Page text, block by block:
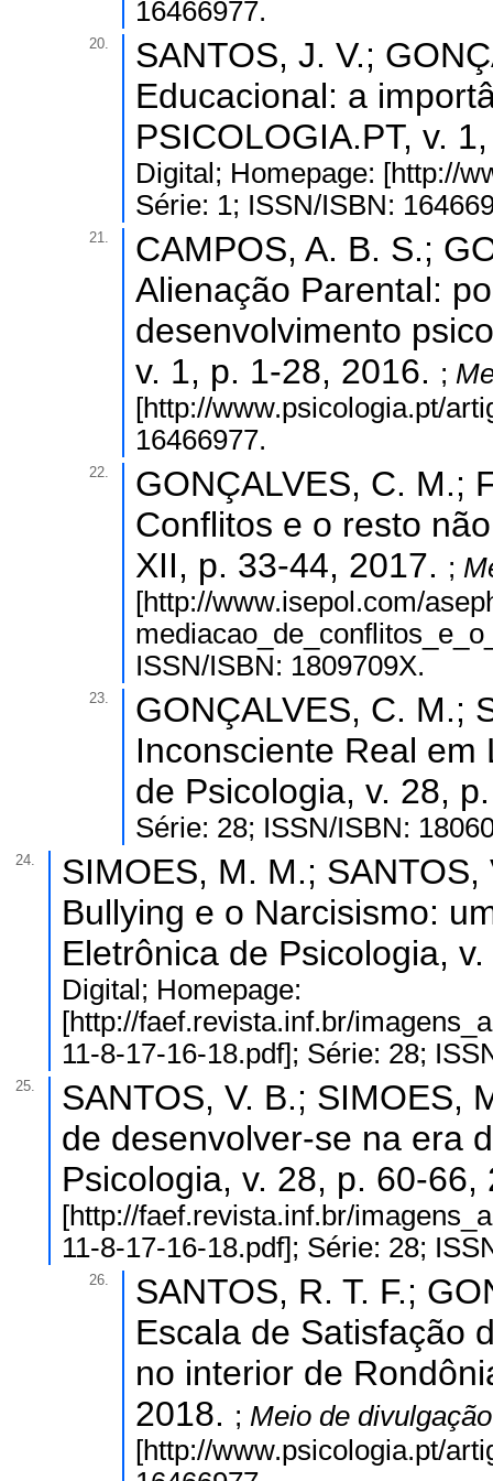
16466977.
20.
SANTOS, J. V.;
Educacional: a
PSICOLOGIA.PT, v.
Digital; Homepage: [http://
Série: 1; ISSN/ISBN:
21.
CAMPOS, A. B. S.;
Alienação Parental:
desenvolvimento
v. 1, p. 1-28, 2016. ;
[http://www.psicologia.pt/
16466977.
22.
GONÇALVES, C. M.;
Conflitos e o resto
XII, p. 33-44, 2017. ;
[http://www.isepol.com/
ISSN/ISBN: 1809709X.
23.
GONÇALVES, C. M.;
Inconsciente Real
de Psicologia, v. 28,
Série: 28; ISSN/ISBN:
24.
SIMOES, M. M.;
Bullying e o Narcisismo:
Eletrônica de Psicologia,
Digital; Homepage:
[http://faef.revista.inf.br/
11-8-17-16-18.pdf]; Série: 28;
25.
SANTOS, V. B.; SIMOES,
de desenvolver-se na era
Psicologia, v. 28, p. 60-
[http://faef.revista.inf.br/
11-8-17-16-18.pdf]; Série: 28;
26.
SANTOS, R. T. F.;
Escala de Satisfação
no interior de
2018. ; Meio de
[http://www.psicologia.pt/